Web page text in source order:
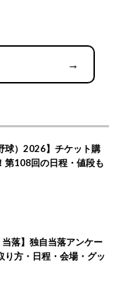
→
球）2026】チケット購
第108回の日程・値段も
当落】独自当落アンケー
り方・日程・会場・グッ